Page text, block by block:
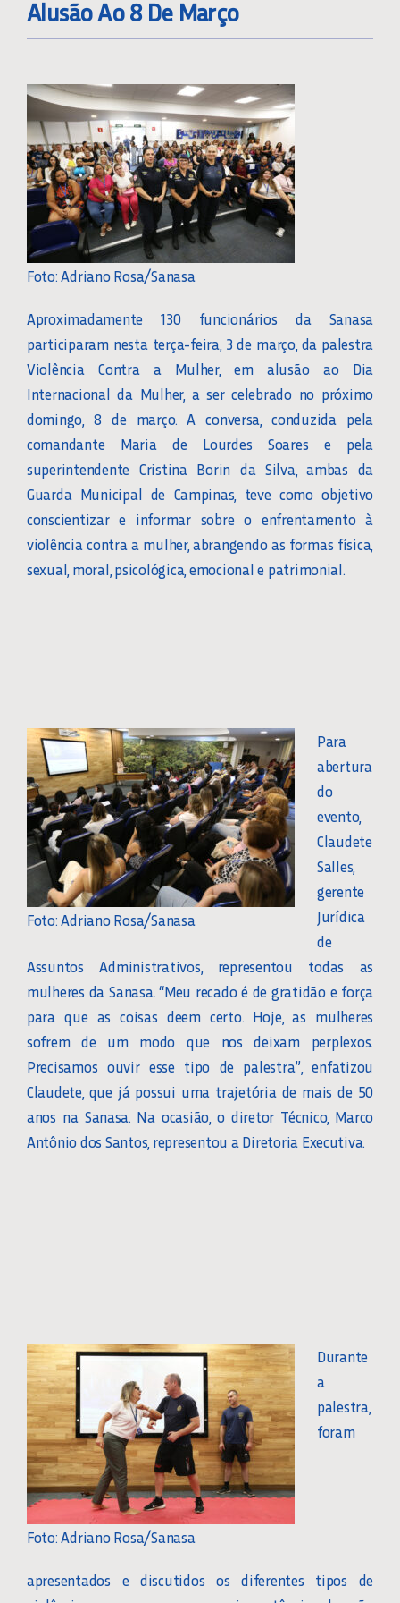
Alusão Ao 8 De Março
Foto: Adriano Rosa/Sanasa
Aproximadamente 130 funcionários da Sanasa
participaram nesta terça-feira, 3 de março, da palestra
Violência Contra a Mulher, em alusão ao Dia
Internacional da Mulher, a ser celebrado no próximo
domingo, 8 de março. A conversa, conduzida pela
comandante Maria de Lourdes Soares e pela
superintendente Cristina Borin da Silva, ambas da
Guarda Municipal de Campinas, teve como objetivo
conscientizar e informar sobre o enfrentamento à
violência contra a mulher, abrangendo as formas física,
sexual, moral, psicológica, emocional e patrimonial.
Foto: Adriano Rosa/Sanasa
Para
abertura
do
evento,
Claudete
Salles,
gerente
Jurídica
de
Assuntos Administrativos, representou todas as
mulheres da Sanasa. “Meu recado é de gratidão e força
para que as coisas deem certo. Hoje, as mulheres
sofrem de um modo que nos deixam perplexos.
Precisamos ouvir esse tipo de palestra”, enfatizou
Claudete, que já possui uma trajetória de mais de 50
anos na Sanasa. Na ocasião, o diretor Técnico, Marco
Antônio dos Santos, representou a Diretoria Executiva.
Foto: Adriano Rosa/Sanasa
Durante
a
palestra,
foram
apresentados e discutidos os diferentes tipos de